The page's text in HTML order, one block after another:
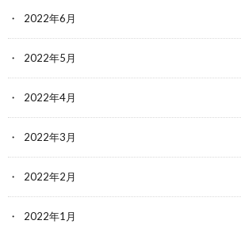
2022年6月
2022年5月
2022年4月
2022年3月
2022年2月
2022年1月